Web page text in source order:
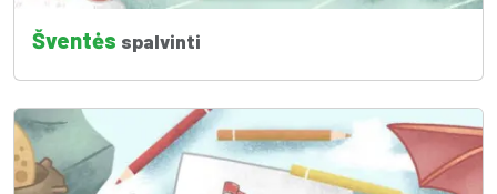
Šventės spalvinti